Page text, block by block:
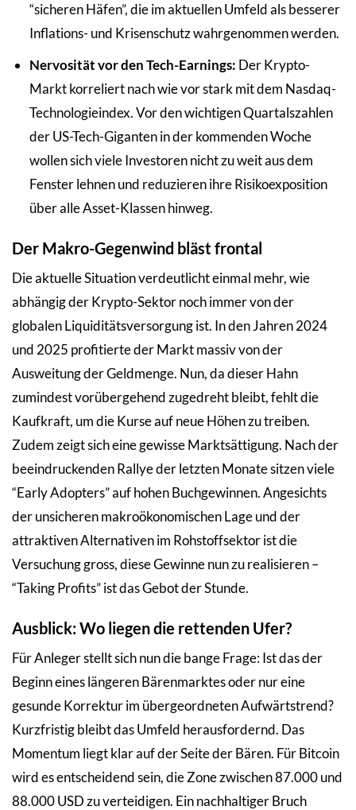
“sicheren Häfen”, die im aktuellen Umfeld als besserer
Inflations- und Krisenschutz wahrgenommen werden.
Nervosität vor den Tech-Earnings: Der Krypto-
Markt korreliert nach wie vor stark mit dem Nasdaq-
Technologieindex. Vor den wichtigen Quartalszahlen
der US-Tech-Giganten in der kommenden Woche
wollen sich viele Investoren nicht zu weit aus dem
Fenster lehnen und reduzieren ihre Risikoexposition
über alle Asset-Klassen hinweg.
Der Makro-Gegenwind bläst frontal
Die aktuelle Situation verdeutlicht einmal mehr, wie
abhängig der Krypto-Sektor noch immer von der
globalen Liquiditätsversorgung ist. In den Jahren 2024
und 2025 profitierte der Markt massiv von der
Ausweitung der Geldmenge. Nun, da dieser Hahn
zumindest vorübergehend zugedreht bleibt, fehlt die
Kaufkraft, um die Kurse auf neue Höhen zu treiben.
Zudem zeigt sich eine gewisse Marktsättigung. Nach der
beeindruckenden Rallye der letzten Monate sitzen viele
“Early Adopters” auf hohen Buchgewinnen. Angesichts
der unsicheren makroökonomischen Lage und der
attraktiven Alternativen im Rohstoffsektor ist die
Versuchung gross, diese Gewinne nun zu realisieren –
“Taking Profits” ist das Gebot der Stunde.
Ausblick: Wo liegen die rettenden Ufer?
Für Anleger stellt sich nun die bange Frage: Ist das der
Beginn eines längeren Bärenmarktes oder nur eine
gesunde Korrektur im übergeordneten Aufwärtstrend?
Kurzfristig bleibt das Umfeld herausfordernd. Das
Momentum liegt klar auf der Seite der Bären. Für Bitcoin
wird es entscheidend sein, die Zone zwischen 87.000 und
88.000 USD zu verteidigen. Ein nachhaltiger Bruch